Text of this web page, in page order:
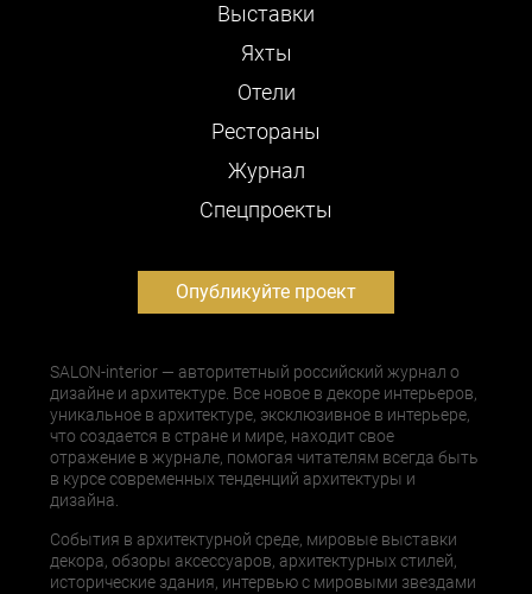
Выставки
Яхты
Отели
Рестораны
Журнал
Cпецпроекты
Опубликуйте проект
SALON-interior — авторитетный российский журнал о
дизайне и архитектуре. Все новое в декоре интерьеров,
уникальное в архитектуре, эксклюзивное в интерьере,
что создается в стране и мире, находит свое
отражение в журнале, помогая читателям всегда быть
в курсе современных тенденций архитектуры и
дизайна.
События в архитектурной среде, мировые выставки
декора, обзоры аксессуаров, архитектурных стилей,
исторические здания, интервью с мировыми звездами